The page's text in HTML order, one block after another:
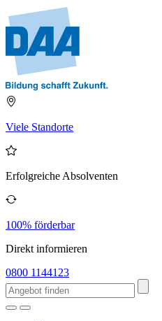
Viele Standorte
Erfolgreiche Absolventen
100% förderbar
Direkt informieren
0800 1144123